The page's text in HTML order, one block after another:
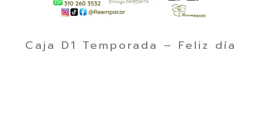
Caja D1 Temporada – Feliz día